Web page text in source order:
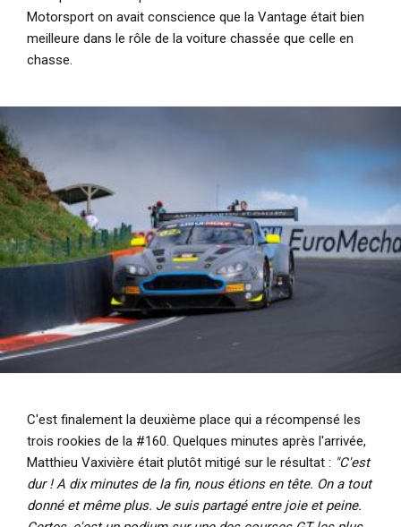
Motorsport on avait conscience que la Vantage était bien
meilleure dans le rôle de la voiture chassée que celle en
chasse.
C'est finalement la deuxième place qui a récompensé les
trois rookies de la #160. Quelques minutes après l'arrivée,
Matthieu Vaxivière était plutôt mitigé sur le résultat : "C'est
dur ! A dix minutes de la fin, nous étions en tête. On a tout
donné et même plus. Je suis partagé entre joie et peine.